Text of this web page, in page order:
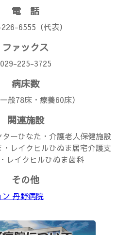
電 話
6555（代表）
ファックス
029-225-3725
病床数
般78床・療養60床）
関連施設
ーひなた・介護老人保健施設
レイクヒルひぬま居宅介護支
レイクヒルひぬま歯科
その他
ン 丹野病院